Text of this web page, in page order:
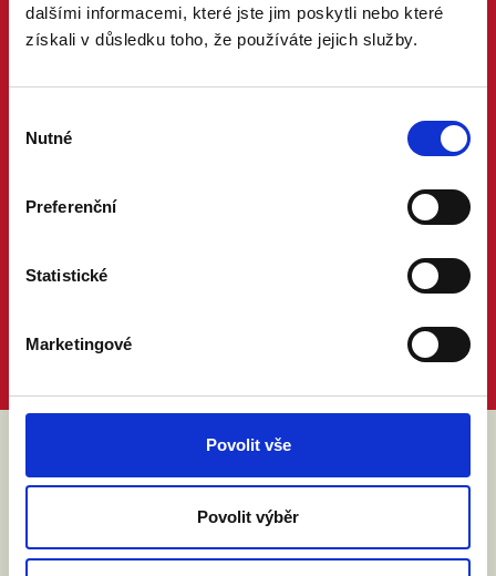
dalšími informacemi, které jste jim poskytli nebo které
získali v důsledku toho, že používáte jejich služby.
souhlasu
Nutné
Preferenční
Statistické
Marketingové
Povolit vše
Povolit výběr
ABY VÁM O MANŽELSTVÍ NIC
NEUNIKLO